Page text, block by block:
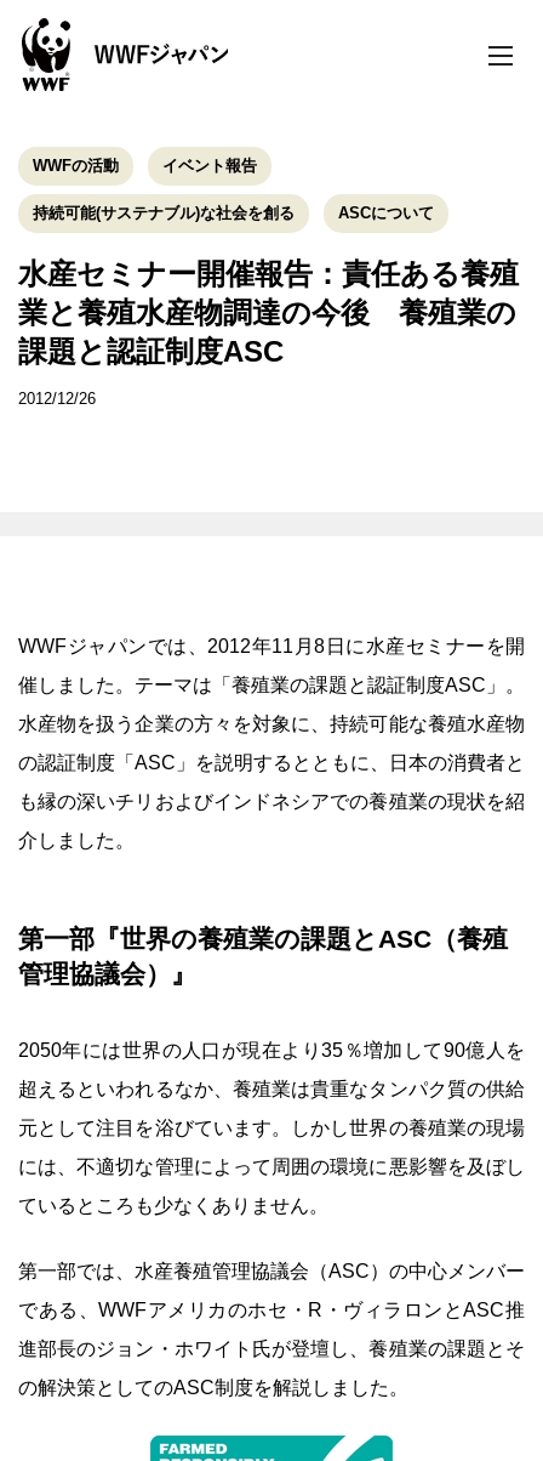
toggle
WWFの活動 イベント報告
持続可能(サステナブル)な社会を創る ASCについて
水産セミナー開催報告：責任ある養殖
業と養殖水産物調達の今後 養殖業の
課題と認証制度ASC
2012/12/26
WWFジャパンでは、2012年11月8日に水産セミナーを開
催しました。テーマは「養殖業の課題と認証制度ASC」。
水産物を扱う企業の方々を対象に、持続可能な養殖水産物
の認証制度「ASC」を説明するとともに、日本の消費者と
も縁の深いチリおよびインドネシアでの養殖業の現状を紹
介しました。
第一部『世界の養殖業の課題とASC（養殖
管理協議会）』
2050年には世界の人口が現在より35％増加して90億人を
超えるといわれるなか、養殖業は貴重なタンパク質の供給
元として注目を浴びています。しかし世界の養殖業の現場
には、不適切な管理によって周囲の環境に悪影響を及ぼし
ているところも少なくありません。
第一部では、水産養殖管理協議会（ASC）の中心メンバー
である、WWFアメリカのホセ・R・ヴィラロンとASC推
進部長のジョン・ホワイト氏が登壇し、養殖業の課題とそ
の解決策としてのASC制度を解説しました。